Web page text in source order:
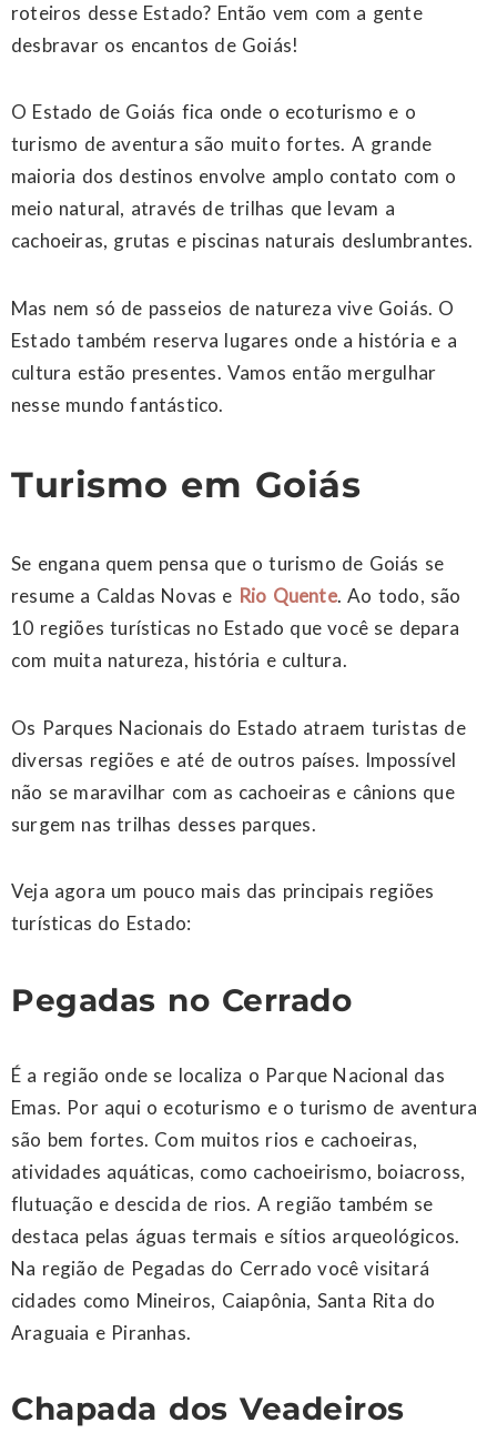
roteiros desse Estado? Então vem com a gente
desbravar os encantos de Goiás!
O Estado de Goiás fica onde o ecoturismo e o
turismo de aventura são muito fortes. A grande
maioria dos destinos envolve amplo contato com o
meio natural, através de trilhas que levam a
cachoeiras, grutas e piscinas naturais deslumbrantes.
Mas nem só de passeios de natureza vive Goiás. O
Estado também reserva lugares onde a história e a
cultura estão presentes. Vamos então mergulhar
nesse mundo fantástico.
Turismo em Goiás
Se engana quem pensa que o turismo de Goiás se
resume a Caldas Novas e Rio Quente. Ao todo, são
10 regiões turísticas no Estado que você se depara
com muita natureza, história e cultura.
Os Parques Nacionais do Estado atraem turistas de
diversas regiões e até de outros países. Impossível
não se maravilhar com as cachoeiras e cânions que
surgem nas trilhas desses parques.
Veja agora um pouco mais das principais regiões
turísticas do Estado:
Pegadas no Cerrado
É a região onde se localiza o Parque Nacional das
Emas. Por aqui o ecoturismo e o turismo de aventura
são bem fortes. Com muitos rios e cachoeiras,
atividades aquáticas, como cachoeirismo, boiacross,
flutuação e descida de rios. A região também se
destaca pelas águas termais e sítios arqueológicos.
Na região de Pegadas do Cerrado você visitará
cidades como Mineiros, Caiapônia, Santa Rita do
Araguaia e Piranhas.
Chapada dos Veadeiros